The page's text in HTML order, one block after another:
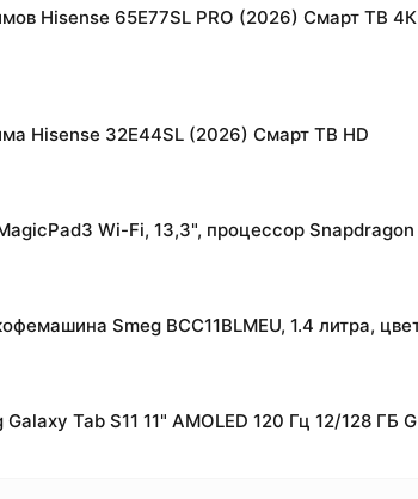
Hisense 65E77SL PRO (2026) Смарт ТВ 4К
Hisense 32E44SL (2026) Смарт ТВ HD